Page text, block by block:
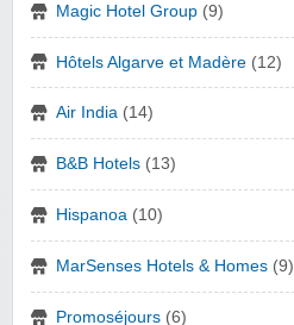
Magic Hotel Group (9)
Hôtels Algarve et Madère (12)
Air India (14)
B&B Hotels (13)
Hispanoa (10)
MarSenses Hotels & Homes (9)
Promoséjours (6)